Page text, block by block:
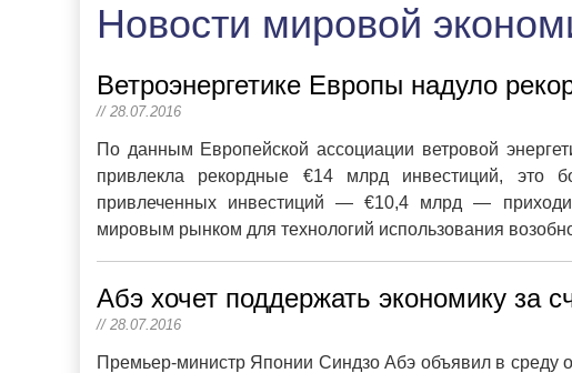
Новости мировой
Ветроэнергетике Европы надуло
// 28.07.2016
По данным Европейской ассоциации ветровой
привлекла рекордные €14 млрд инвестиций,
привлеченных инвестиций — €10,4 млрд —
мировым рынком для технологий использования
Абэ хочет поддержать экономику за
// 28.07.2016
Премьер-министр Японии Синдзо Абэ объявил в